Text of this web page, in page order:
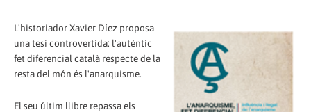
L'historiador Xavier Díez proposa
una tesi controvertida: l'autèntic
fet diferencial català respecte de la
resta del món és l'anarquisme.
El seu últim llibre repassa els